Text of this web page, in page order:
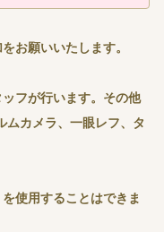
お願いいたします。
フが行います。その他
ムカメラ、一眼レフ、タ
使用することはできま